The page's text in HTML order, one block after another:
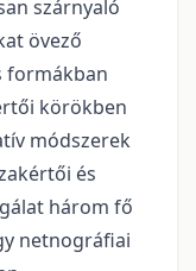
szárnyaló
övező
formákban
körökben
módszerek
és
három fő
netnográfiai